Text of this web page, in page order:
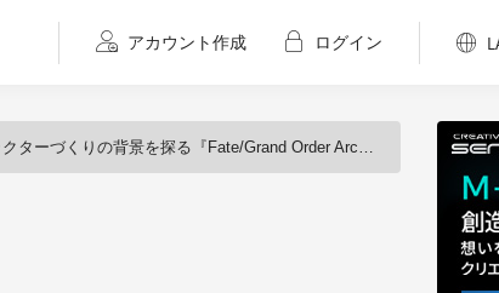
アカウント作成 ログイン
ターづくりの背景を探る『Fate/Grand Order Arcade』PART2